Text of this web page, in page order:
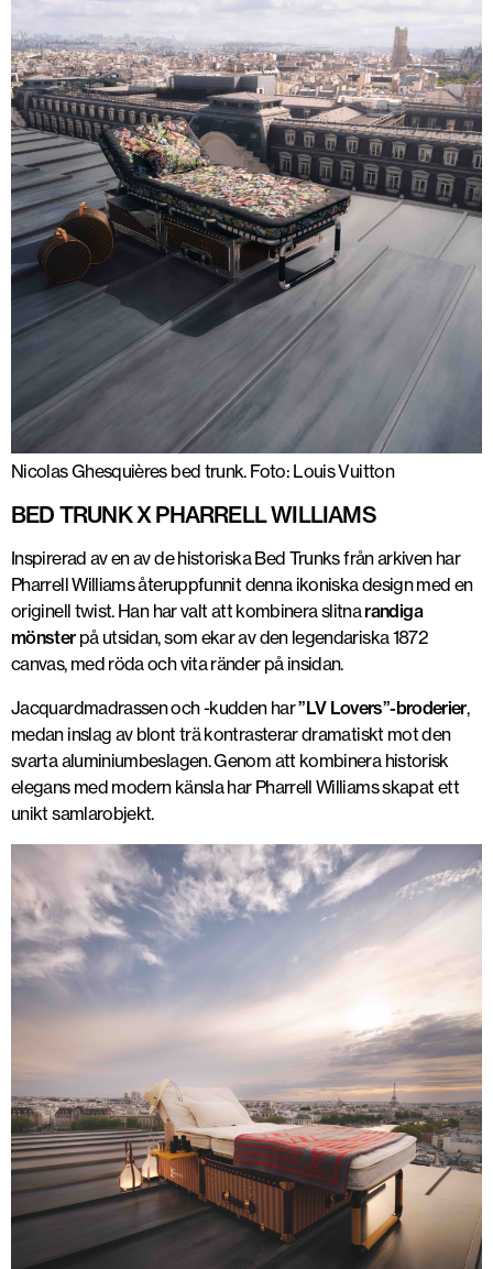
Nicolas Ghesquières bed trunk. Foto: Louis Vuitton
BED TRUNK X PHARRELL WILLIAMS
Inspirerad av en av de historiska Bed Trunks från arkiven har
Pharrell Williams återuppfunnit denna ikoniska design med en
originell twist. Han har valt att kombinera slitnarandiga
mönsterpå utsidan, som ekar av den legendariska 1872
canvas, med röda och vita ränder på insidan.
Jacquardmadrassen och -kudden har”LV Lovers”-broderier,
medan inslag av blont trä kontrasterar dramatiskt mot den
svarta aluminiumbeslagen. Genom att kombinera historisk
elegans med modern känsla har Pharrell Williams skapat ett
unikt samlarobjekt.